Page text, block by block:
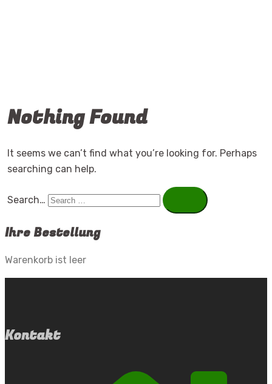
Nothing Found
It seems we can’t find what you’re looking for. Perhaps
searching can help.
Search…
Ihre Bestellung
Warenkorb ist leer
Kontakt